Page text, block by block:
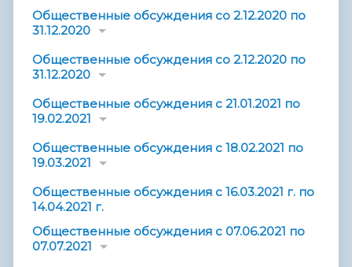
Общественные обсуждения со 2.12.2020 по
31.12.2020
Общественные обсуждения со 2.12.2020 по
31.12.2020
Общественные обсуждения с 21.01.2021 по
19.02.2021
Общественные обсуждения с 18.02.2021 по
19.03.2021
Общественные обсуждения с 16.03.2021 г. по
14.04.2021 г.
Общественные обсуждения с 07.06.2021 по
07.07.2021